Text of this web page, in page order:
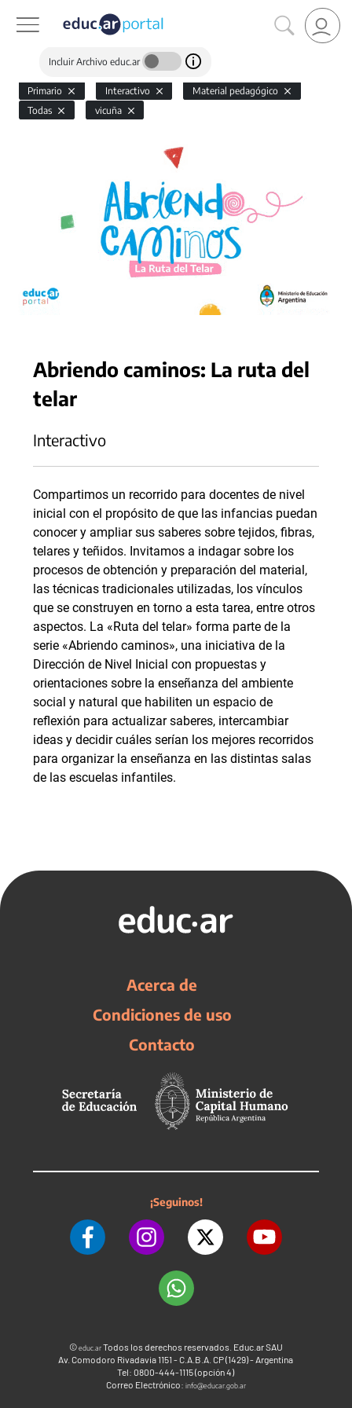
Incluir Archivo educ.ar
Primario Interactivo
Material pedagógico
Todas
vicuña
Abriendo caminos: La ruta del
telar
Interactivo
Compartimos un recorrido para docentes de nivel
inicial con el propósito de que las infancias puedan
conocer y ampliar sus saberes sobre tejidos, fibras,
telares y teñidos. Invitamos a indagar sobre los
procesos de obtención y preparación del material,
las técnicas tradicionales utilizadas, los vínculos
que se construyen en torno a esta tarea, entre otros
aspectos. La «Ruta del telar» forma parte de la
serie «Abriendo caminos», una iniciativa de la
Dirección de Nivel Inicial con propuestas y
orientaciones sobre la enseñanza del ambiente
social y natural que habiliten un espacio de
reflexión para actualizar saberes, intercambiar
ideas y decidir cuáles serían los mejores recorridos
para organizar la enseñanza en las distintas salas
de las escuelas infantiles.
Acerca de
Condiciones de uso
Contacto
¡Seguinos!
©educ.arTodos los derechos reservados. Educ.ar SAU
Av. Comodoro Rivadavia 1151 - C.A.B.A. CP (1429) - Argentina
Tel: 0800-444-1115 (opción 4)
Correo Electrónico: info@educar.gob.ar